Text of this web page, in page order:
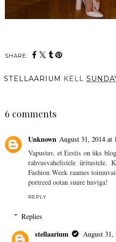
SHARE:
STELLAARIUM KELL
6 comments
Unknown August 31, 2014 at
Vapustav, et Eestis on üks
rahvusvahelistele üritustele.
Fashion Week raames
portreed ootan suure huviga!
REPLY
Replies
stellaarium
August 31,